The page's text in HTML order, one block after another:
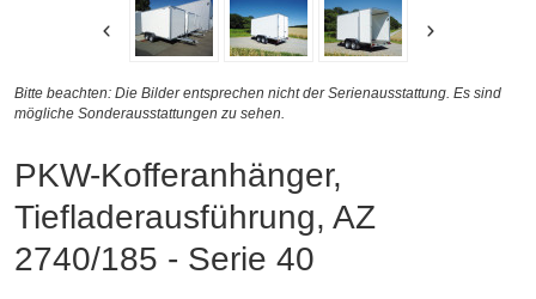
Bitte beachten: Die Bilder entsprechen nicht der Serienausstattung. Es sind
mögliche Sonderausstattungen zu sehen.
PKW-Kofferanhänger,
Tiefladerausführung, AZ
2740/185 - Serie 40